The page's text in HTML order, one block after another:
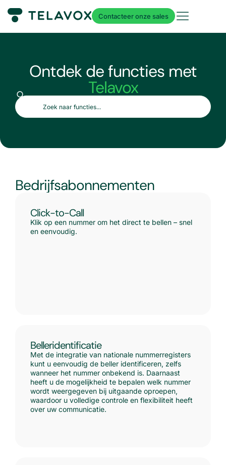
Contacteer onze sales
Ontdek de functies met
Telavox
Bedrijfsabonnementen
Click-to-Call
Klik op een nummer om het direct te bellen – snel
en eenvoudig.
Belleridentificatie
Met de integratie van nationale nummerregisters
kunt u eenvoudig de beller identificeren, zelfs
wanneer het nummer onbekend is. Daarnaast
heeft u de mogelijkheid te bepalen welk nummer
wordt weergegeven bij uitgaande oproepen,
waardoor u volledige controle en flexibiliteit heeft
over uw communicatie.